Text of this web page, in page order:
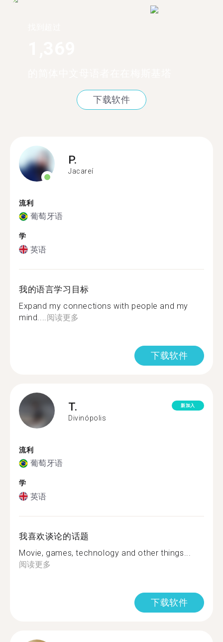
下载软件
P.
Jacareí
流利
葡萄牙语
学
英语
我的语言学习目标
Expand my connections with people and my
mind.... 阅读更多
下载软件
T.
Divinópolis
新加入
流利
葡萄牙语
学
英语
我喜欢谈论的话题
Movie, games, technology and other things...
阅读更多
下载软件